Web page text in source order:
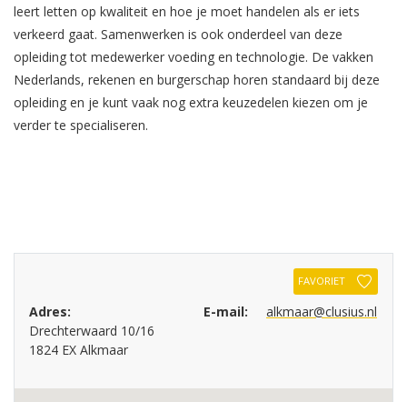
leert letten op kwaliteit en hoe je moet handelen als er iets
verkeerd gaat. Samenwerken is ook onderdeel van deze
opleiding tot medewerker voeding en technologie. De vakken
Nederlands, rekenen en burgerschap horen standaard bij deze
opleiding en je kunt vaak nog extra keuzedelen kiezen om je
verder te specialiseren.
FAVORIET
Adres:
Drechterwaard 10/16
1824 EX Alkmaar
E-mail: alkmaar@clusius.nl